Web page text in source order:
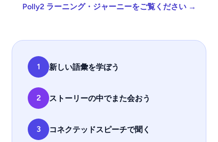
Polly2 ラーニング・ジャーニーをご覧ください →
1 新しい語彙を学ぼう
2 ストーリーの中でまた会おう
3 コネクテッドスピーチで聞く